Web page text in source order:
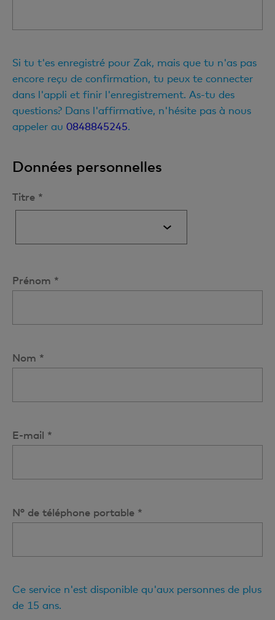
Si tu t'es enregistré pour Zak, mais que tu n'as pas
encore reçu de confirmation, tu peux te connecter
dans l'appli et finir l'enregistrement. As-tu des
questions? Dans l'affirmative, n'hésite pas à nous
appeler au 0848845245.
Données personnelles
Titre *
Prénom *
Nom *
E-mail *
N° de téléphone portable *
Ce service n'est disponible qu'aux personnes de plus
de 15 ans.